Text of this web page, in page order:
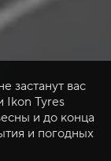
застанут вас
Ikon Tyres
и до конца
и погодных